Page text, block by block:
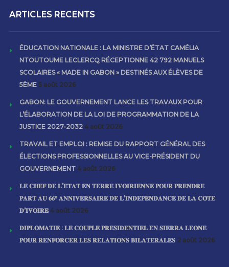
ARTICLES RECENTS
ÉDUCATION NATIONALE : LA MINISTRE D’ÉTAT CAMÉLIA
NTOUTOUME LECLERCQ RÉCEPTIONNE 42 792 MANUELS
SCOLAIRES « MADE IN GABON » DESTINÉS AUX ÉLÈVES DE
5ÈME 5 août 2026
GABON: LE GOUVERNEMENT LANCE LES TRAVAUX POUR
L’ÉLABORATION DE LA LOI DE PROGRAMMATION DE LA
JUSTICE 2027-2032 4 août 2026
TRAVAIL ET EMPLOI : REMISE DU RAPPORT GÉNÉRAL DES
ÉLECTIONS PROFESSIONNELLES AU VICE-PRÉSIDENT DU
GOUVERNEMENT 4 août 2026
𝐋𝐄 𝐂𝐇𝐄𝐅 𝐃𝐄 𝐋’𝐄́𝐓𝐀𝐓 𝐄𝐍 𝐓𝐄𝐑𝐑𝐄 𝐈𝐕𝐎𝐈𝐑𝐈𝐄𝐍𝐍𝐄 𝐏𝐎𝐔𝐑 𝐏𝐑𝐄𝐍𝐃𝐑𝐄
𝐏𝐀𝐑𝐓 𝐀𝐔 𝟔𝟔ᵉ 𝐀𝐍𝐍𝐈𝐕𝐄𝐑𝐒𝐀𝐈𝐑𝐄 𝐃𝐄 𝐋’𝐈𝐍𝐃𝐄́𝐏𝐄𝐍𝐃𝐀𝐍𝐂𝐄 𝐃𝐄 𝐋𝐀 𝐂𝐎̂𝐓𝐄
𝐃’𝐈𝐕𝐎𝐈𝐑𝐄 4 août 2026
𝐃𝐈𝐏𝐋𝐎𝐌𝐀𝐓𝐈𝐄 : 𝐋𝐄 𝐂𝐎𝐔𝐏𝐋𝐄 𝐏𝐑𝐄́𝐒𝐈𝐃𝐄𝐍𝐓𝐈𝐄𝐋 𝐄𝐍 𝐒𝐈𝐄𝐑𝐑𝐀 𝐋𝐄𝐎𝐍𝐄
𝐏𝐎𝐔𝐑 𝐑𝐄𝐍𝐅𝐎𝐑𝐂𝐄𝐑 𝐋𝐄𝐒 𝐑𝐄𝐋𝐀𝐓𝐈𝐎𝐍𝐒 𝐁𝐈𝐋𝐀𝐓𝐄́𝐑𝐀𝐋𝐄𝐒 2 août 2026